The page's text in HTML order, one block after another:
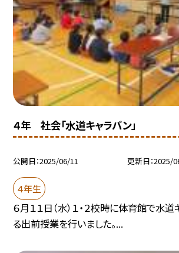
４年 社会「水道キャラバン」
公開日 2025/06/11 更新日 2025/
４年生
６月１１日（水）１・２校時に体育館で水
る出前授業を行いました。...